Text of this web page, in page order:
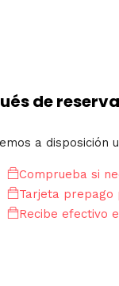
de
a disposición
Comprueba si
Tarjeta prepago
Recibe efectivo